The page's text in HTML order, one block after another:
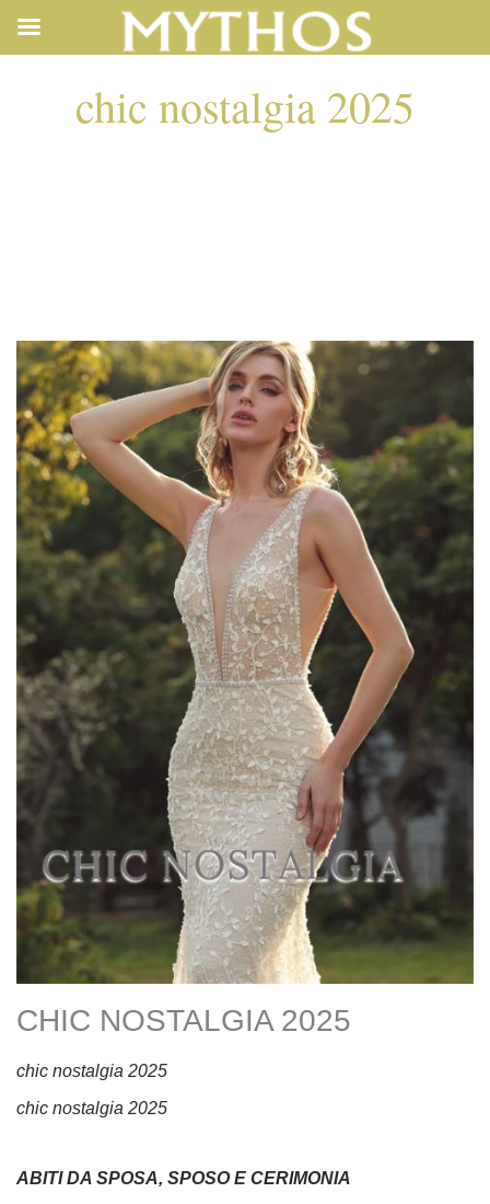
chic nostalgia 2025
CHIC NOSTALGIA 2025
chic nostalgia 2025
chic nostalgia 2025
ABITI DA SPOSA, SPOSO E CERIMONIA